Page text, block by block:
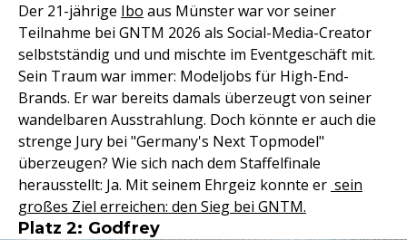
Der 21-jährige Ibo aus Münster war vor seiner
Teilnahme bei GNTM 2026 als Social-Media-Creator
selbstständig und und mischte im Eventgeschäft mit.
Sein Traum war immer: Modeljobs für High-End-
Brands. Er war bereits damals überzeugt von seiner
wandelbaren Ausstrahlung. Doch könnte er auch die
strenge Jury bei "Germany's Next Topmodel"
überzeugen? Wie sich nach dem Staffelfinale
herausstellt: Ja. Mit seinem Ehrgeiz konnte er sein
großes Ziel erreichen: den Sieg bei GNTM.
Platz 2: Godfrey